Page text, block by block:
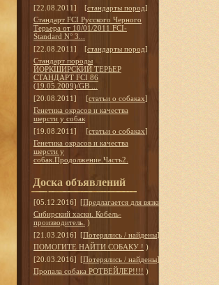
[22.08.2011]
[стандарты пород]
Стандарт FCI Русского Черного
Терьера от 10/01/2011 FCI-
Standard N° 3...
[22.08.2011]
[стандарты пород]
Стандарт породы
ЙОРКШИРСКИЙ ТЕРЬЕР
СТАНДАРТ FCI 86
(19.05.2009)/GB ...
[20.08.2011]
[статьи о собаках]
Генетика окрасов и качества
шерсти у собак
[19.08.2011]
[статьи о собаках]
Генетика окрасов и качества
шерсти у
собак.Продолжение.Часть2.
Доска объявлений
[05.12.2016] [Предлагается для вязки
Сибирский хаски. Кобель-
производитель. )
[21.03.2016] [Потерялись / найдены]
ПОМОГИТЕ НАЙТИ СОБАКУ ! )
[20.03.2016] [Потерялись / найдены]
Пропала собака РОТВЕЙЛЕР!!!! )